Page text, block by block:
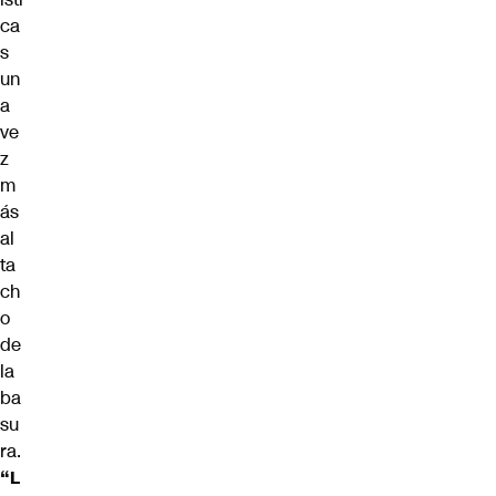
ca
s
un
a
ve
z
m
ás
al
ta
ch
o
de
la
ba
su
ra.
“L